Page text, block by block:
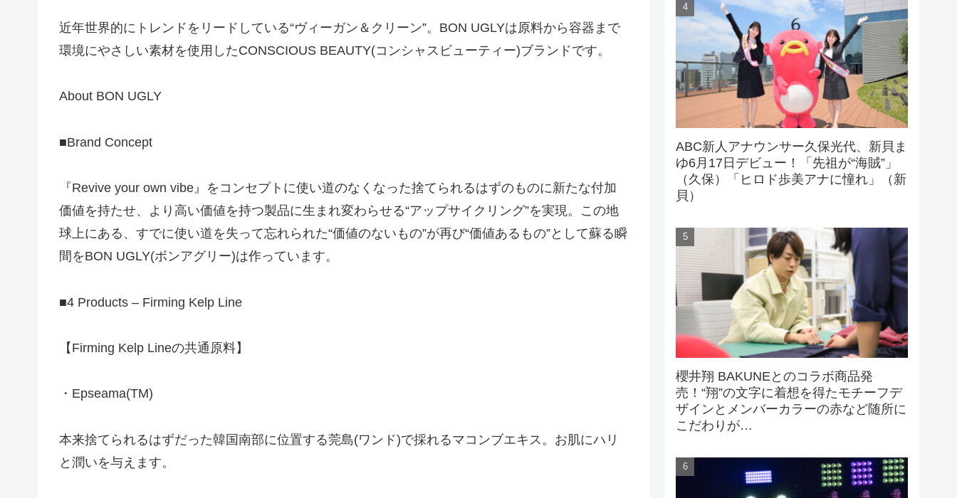
近年世界的にトレンドをリードしている“ヴィーガン＆クリーン”。BON UGLYは原料から容器まで
環境にやさしい素材を使用したCONSCIOUS BEAUTY(コンシャスビューティー)ブランドです。
About BON UGLY
■Brand Concept
『Revive your own vibe』をコンセプトに使い道のなくなった捨てられるはずのものに新たな付加
価値を持たせ、より高い価値を持つ製品に生まれ変わらせる“アップサイクリング”を実現。この地
球上にある、すでに使い道を失って忘れられた“価値のないもの”が再び“価値あるもの”として蘇る瞬
間をBON UGLY(ボンアグリー)は作っています。
■4 Products – Firming Kelp Line
【Firming Kelp Lineの共通原料】
・Epseama(TM)
本来捨てられるはずだった韓国南部に位置する莞島(ワンド)で採れるマコンブエキス。お肌にハリ
と潤いを与えます。
ABC新人アナウンサー久保光代、新貝ま
ゆ6月17日デビュー！「先祖が“海賊”」
（久保）「ヒロド歩美アナに憧れ」（新
貝）
櫻井翔 BAKUNEとのコラボ商品発
売！“翔”の文字に着想を得たモチーフデ
ザインとメンバーカラーの赤など随所に
こだわりが…